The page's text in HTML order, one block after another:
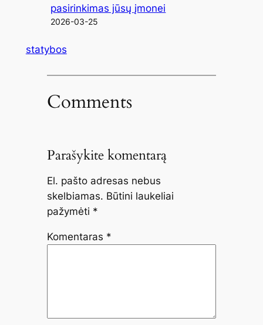
pasirinkimas jūsų įmonei
2026-03-25
statybos
Comments
Parašykite komentarą
El. pašto adresas nebus
skelbiamas. Būtini laukeliai
pažymėti *
Komentaras *